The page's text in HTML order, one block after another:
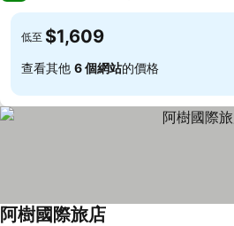
低至 $1,609
查看其他 6 個網站的價格
阿樹國際旅店